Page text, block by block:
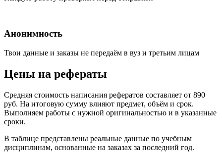
Анонимность
Твои данные и заказы не передаём в вуз и третьим лицам
Цены на рефераты
Средняя стоимость написания рефератов составляет от 890
руб. На итоговую сумму влияют предмет, объём и срок.
Выполняем работы с нужной оригинальностью и в указанные
сроки.
В таблице представлены реальные данные по учебным
дисциплинам, основанные на заказах за последний год.